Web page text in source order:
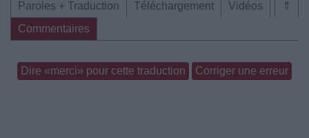
⇑
Paroles + Traduction Téléchargement
Vidéos
Commentaires
Dire «merci» pour cette traduction Corriger une erreur